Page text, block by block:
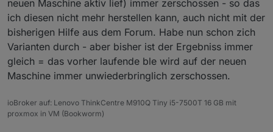
neuen Maschine aktiv lief) immer zerschossen - so das
ich diesen nicht mehr herstellen kann, auch nicht mit der
bisherigen Hilfe aus dem Forum. Habe nun schon zich
Varianten durch - aber bisher ist der Ergebniss immer
gleich = das vorher laufende ble wird auf der neuen
Maschine immer unwiederbringlich zerschossen.
ioBroker auf: Lenovo ThinkCentre M910Q Tiny i5-7500T 16 GB mit
proxmox in VM (Bookworm)